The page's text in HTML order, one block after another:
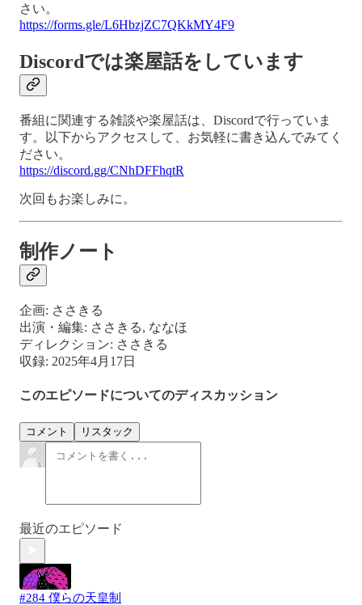
さい。
https://forms.gle/L6HbzjZC7QKkMY4F9
Discordでは楽屋話をしています
番組に関連する雑談や楽屋話は、Discordで行っていま
す。以下からアクセスして、お気軽に書き込んでみてく
ださい。
https://discord.gg/CNhDFFhqtR
次回もお楽しみに。
制作ノート
企画: ささきる
出演・編集: ささきる, ななほ
ディレクション: ささきる
収録: 2025年4月17日
このエピソードについてのディスカッション
コメント リスタック
最近のエピソード
#284 僕らの天皇制